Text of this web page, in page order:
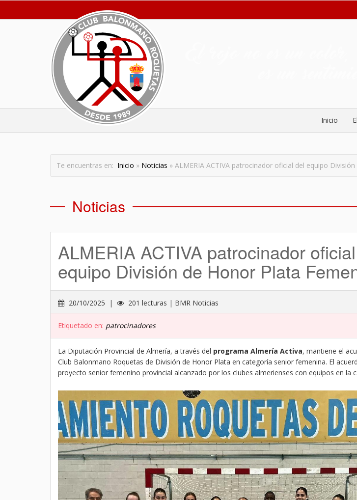
Inicio
Te encuentras en: Inicio » Noticias » ALMERIA ACTIVA patrocinador oficial del equipo
Noticias
ALMERIA ACTIVA patrocinador
equipo División de Honor Plata
20/10/2025 | 201 lecturas | BMR Noticias
Etiquetado en: patrocinadores
La Diputación Provincial de Almería, a través del programa Almería Activa, mantiene el
Club Balonmano Roquetas de División de Honor Plata en categoría senior femenina. El
proyecto senior femenino provincial alcanzado por los clubes almerienses con equipos en la